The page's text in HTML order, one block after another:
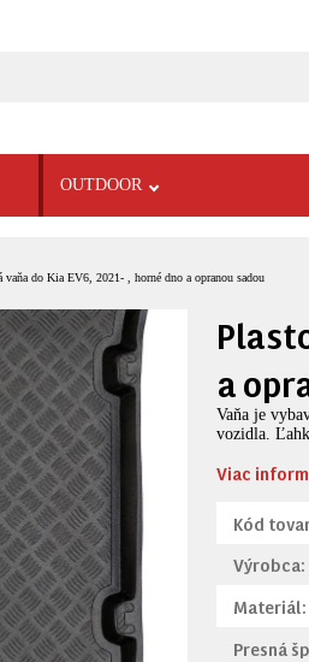
OUTDOOR
vaňa do Kia EV6, 2021- , horné dno a opranou sadou
a
Vaňa je
vozidla.
Viac
Kód
Výrobca:
Materiál:
Presná